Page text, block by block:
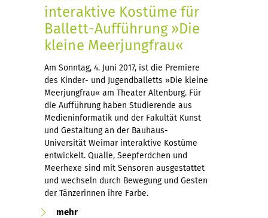
interaktive Kostüme für
Ballett-Aufführung »Die
kleine Meerjungfrau«
Am Sonntag, 4. Juni 2017, ist die Premiere
des Kinder- und Jugendballetts »Die kleine
Meerjungfrau« am Theater Altenburg. Für
die Aufführung haben Studierende aus
Medieninformatik und der Fakultät Kunst
und Gestaltung an der Bauhaus-
Universität Weimar interaktive Kostüme
entwickelt. Qualle, Seepferdchen und
Meerhexe sind mit Sensoren ausgestattet
und wechseln durch Bewegung und Gesten
der Tänzerinnen ihre Farbe.
mehr